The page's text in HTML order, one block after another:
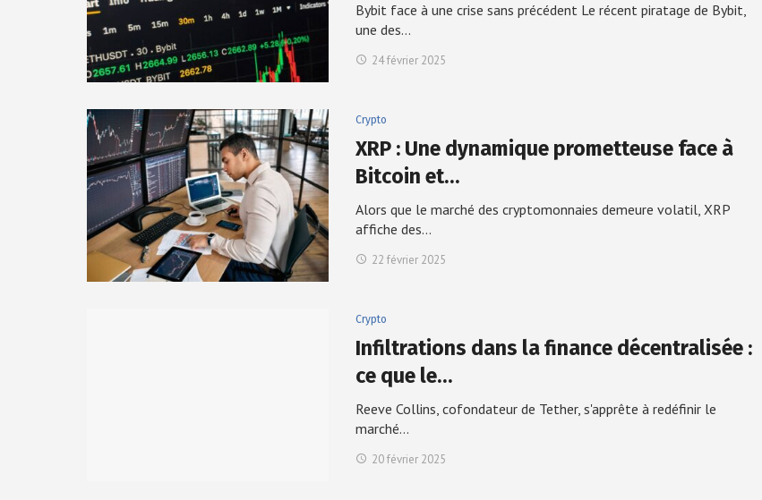
Bybit face à une crise sans précédent Le récent piratage de Bybit,
une des…
24 février 2025
Crypto
XRP : Une dynamique prometteuse face à
Bitcoin et…
Alors que le marché des cryptomonnaies demeure volatil, XRP
affiche des…
22 février 2025
Crypto
Infiltrations dans la finance décentralisée :
ce que le…
Reeve Collins, cofondateur de Tether, s'apprête à redéfinir le
marché…
20 février 2025